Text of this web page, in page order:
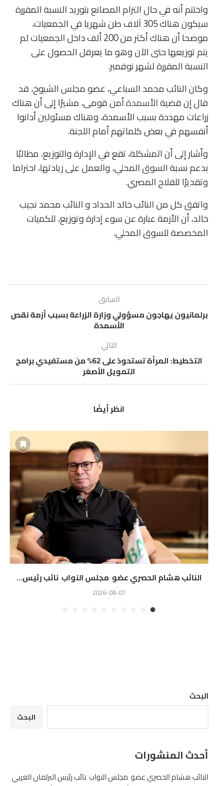
واختتم أنه في حال التزام المصانع بتوريد النسبة المقررة
سيكون هناك 305 آلاف طن شهريا في الجمعيات،
موضحا أن هناك أكثر من 200 ألف داخل الجمعيات لم
يتم توزيعها حتى الآن وهو ما يعرقل الحصول على
النسبة المقررة لشهر نوفمبر.
وكان النائب محمد السباعي، عضو مجلس الشيوخ، قد
قال إن قضيةالأسمدةأمن قومى، مشيرًا إلى أن هناك
زراعات مهددة بسبب الأسمدة، وهناك مسئولين أدانوا
أنفسهم في بعض كلماتهم أمام اللجنة.
وأشار إلى أن المشكلة، تقع في الإدارة والتوزيع، مطالبًا
بدعم نسبة السوق المحلي، والعمل على زيادتها، احتراما
وتقديرًا للفلاح المصري.
واتفق كل من النائب خالد الحداد و النائب محمد نجيب
خالد، أن الأزمة عبارة عن سوء إدارة وتوزيع، للكميات
المخصصة للسوق المحلي.
السابق
برلمانيون يهاجون مسؤولي وزارة الزراعة بسبب أزمة نقص
الأسمدة
التالي
التخطيط: المرأة تستحوذ على 62% من مستفيدي برامج
التمويل الأصغر
انظر أيضًا
النائب هشام الحصري عضو مجلس النواب نائب رئيس...
2026-08-07
البحث
البحث
أحدث المنشورات
النائب هشام الحصري عضو مجلس النواب نائب رئيس البرلمان العربي